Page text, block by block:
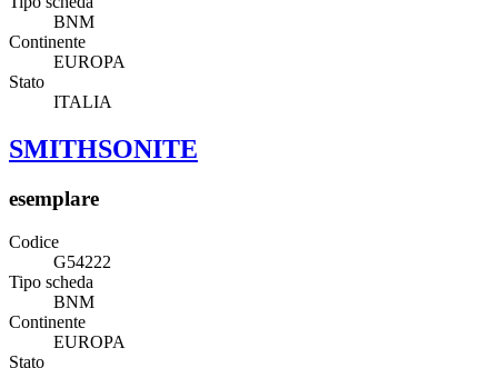
BNM
Continente
EUROPA
Stato
ITALIA
SMITHSONITE
esemplare
Codice
G54222
Tipo scheda
BNM
Continente
EUROPA
Stato